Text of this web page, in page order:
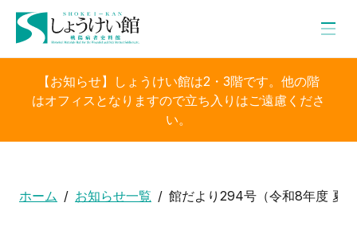
【お知らせ】しょうけい館は2・3階です。他の階
はオフィスとなりますので立ち入りはご遠慮くださ
い。
ホーム お知らせ一覧 館だより294号（令和8年度 夏